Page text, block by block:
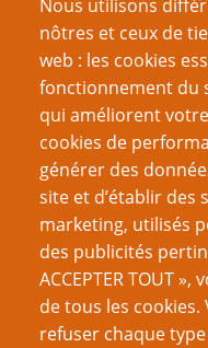
Cet article fait partie
d'articles dédiés à
contre la tyrannie des
Ajouter
Nous utilisons
nôtres et ceux de
web : les cookies
fonctionnement du
qui améliorent
cookies de
générer des
site et d’établir des
marketing, utilisés
des publicités
ACCEPTER TOUT
de tous les
refuser chaque